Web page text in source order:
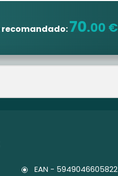
recomandado:70.00 €
EAN - 5949046605822